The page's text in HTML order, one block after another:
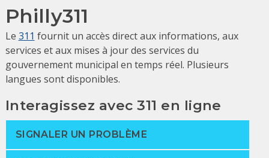
Philly311
Le 311 fournit un accès direct aux informations, aux
services et aux mises à jour des services du
gouvernement municipal en temps réel. Plusieurs
langues sont disponibles.
Interagissez avec 311 en ligne
SIGNALER UN PROBLÈME